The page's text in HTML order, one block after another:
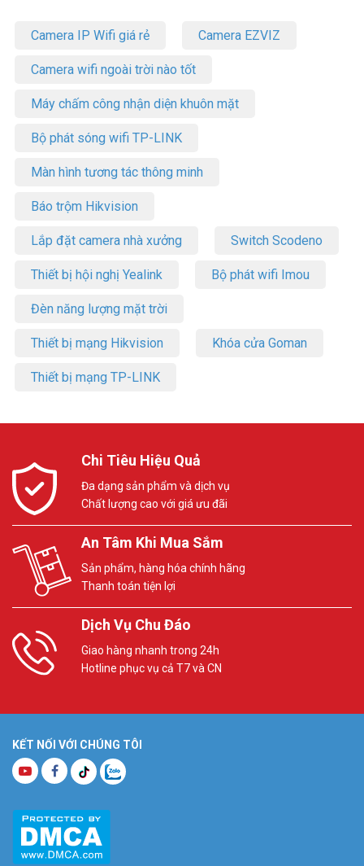
Camera IP Wifi giá rẻ Camera EZVIZ
Camera wifi ngoài trời nào tốt
Máy chấm công nhận diện khuôn mặt
Bộ phát sóng wifi TP-LINK
Màn hình tương tác thông minh
Báo trộm Hikvision
Lắp đặt camera nhà xưởng Switch Scodeno
Thiết bị hội nghị Yealink Bộ phát wifi Imou
Đèn năng lượng mặt trời
Thiết bị mạng Hikvision Khóa cửa Goman
Thiết bị mạng TP-LINK
Chi Tiêu Hiệu Quả
Đa dạng sản phẩm và dịch vụ
Chất lượng cao với giá ưu đãi
An Tâm Khi Mua Sắm
Sản phẩm, hàng hóa chính hãng
Thanh toán tiện lợi
Dịch Vụ Chu Đáo
Giao hàng nhanh trong 24h
Hotline phục vụ cả T7 và CN
KẾT NỐI VỚI CHÚNG TÔI